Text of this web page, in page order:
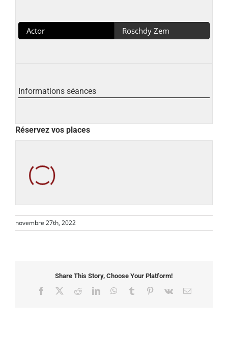
Actor Roschdy Zem
Informations séances
Réservez vos places
novembre 27th, 2022
Share This Story, Choose Your Platform!
Facebook RedditLinkedInWhatsApp
Tumblr Pinterest
Vk Email